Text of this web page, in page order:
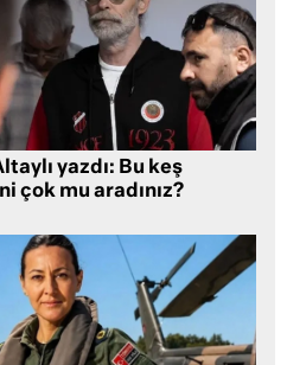
yazdı: Bu keş
çok mu aradınız?